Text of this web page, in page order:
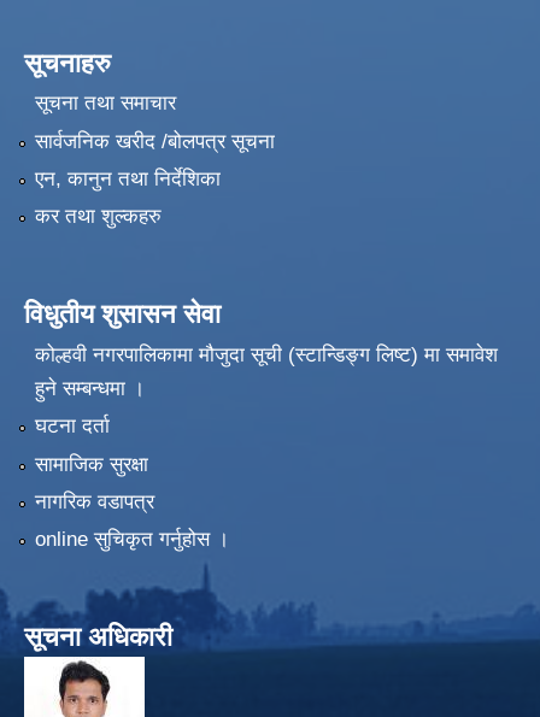
सूचनाहरु
सूचना तथा समाचार
सार्वजनिक खरीद /बोलपत्र सूचना
एन, कानुन तथा निर्देशिका
कर तथा शुल्कहरु
विधुतीय शुसासन सेवा
कोल्हवी नगरपालिकामा मौजुदा सूची (स्टान्डिङ्ग लिष्ट) मा समावेश
हुने सम्बन्धमा ।
घटना दर्ता
सामाजिक सुरक्षा
नागरिक वडापत्र
online सुचिकृत गर्नुहोस ।
सूचना अधिकारी